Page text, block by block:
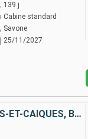
139 j
Cabine standard
Savone
25/11/2027
ESPAGNE, TENERIFE, ÎLES TURQUES-ET-CAÏQUES, BAHAMAS, PANAMA, ÉQUATEUR, PÉROU, CHILI, ROYAUME-UNI, FRANCE, TONGA, NOUVELLE-CALÉDONIE, NOUVELLE-ZÉLANDE, AUSTRALIE, INDONÉSIE, VIETNAM, THAÏLANDE, CAMBODG